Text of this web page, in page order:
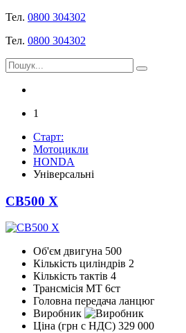
Тел. 0800 304302
Тел. 0800 304302
1
Старт:
Мотоцикли
HONDA
Універсальні
CB500 X
Об'єм двигуна 500
Кількість циліндрів 2
Кількість тактів 4
Трансмісія МТ 6ст
Головна передача ланцюг
Виробник
Ціна (грн с НДС) 329 000